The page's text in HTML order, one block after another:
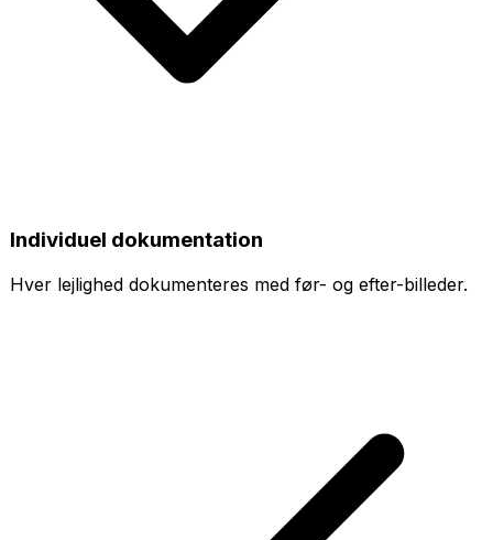
Individuel dokumentation
Hver lejlighed dokumenteres med før- og efter-billeder.